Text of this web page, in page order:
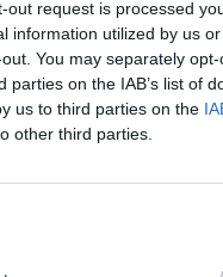
request is processed
information utilized by us
You may separately
on the IAB’s list of
us to third parties on the
other third parties.
πάνε ακόμα πιο
που θα μείνει για
και η ασπρόμαυρη